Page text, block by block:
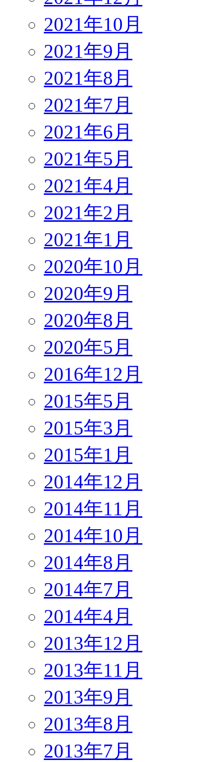
2021年10月
2021年9月
2021年8月
2021年7月
2021年6月
2021年5月
2021年4月
2021年2月
2021年1月
2020年10月
2020年9月
2020年8月
2020年5月
2016年12月
2015年5月
2015年3月
2015年1月
2014年12月
2014年11月
2014年10月
2014年8月
2014年7月
2014年4月
2013年12月
2013年11月
2013年9月
2013年8月
2013年7月